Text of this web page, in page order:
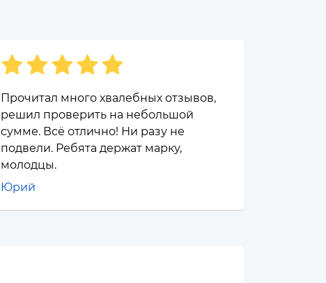
Прочитал много хвалебных отзывов,
решил проверить на небольшой
сумме. Всё отлично! Ни разу не
подвели. Ребята держат марку,
молодцы.
Юрий